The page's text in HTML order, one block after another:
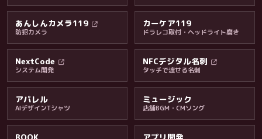
料金・保証・ご案内
あんしんカメラ119
防犯カメラ
カーケア119
ドラレコ取付・ヘッドライト磨き
NextCode
システム開発
NFCデジタル名刺
タッチで渡せる名刺
アパレル
AIデザインTシャツ
ミュージック
店舗BGM・CMソング